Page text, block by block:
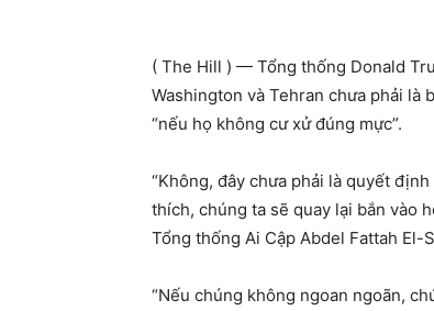
( The Hill ) — Tổng thống Donald
Washington và Tehran chưa phải là
“nếu họ không cư xử đúng mực”.
“Không, đây chưa phải là quyết
thích, chúng ta sẽ quay lại bắn vào
Tổng thống Ai Cập Abdel Fattah
“Nếu chúng không ngoan ngoãn,